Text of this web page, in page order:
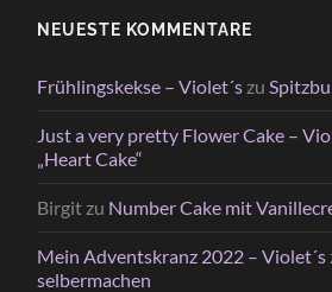
NEUESTE KOMMENTARE
Frühlingskekse – Violet´s zu
Just a very pretty Flower Cake –
„Heart Cake“
Birgit zu Number Cake mit
Mein Adventskranz 2022 – Violet´s
selbermachen